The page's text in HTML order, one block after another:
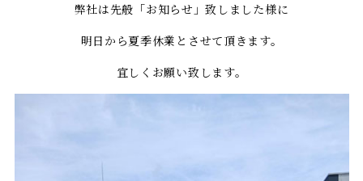
弊社は先般「お知らせ」致しました様に
明日から夏季休業とさせて頂きます。
宜しくお願い致します。